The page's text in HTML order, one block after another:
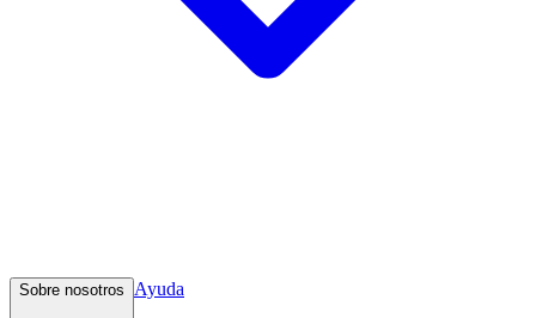
Sobre nosotros Ayuda